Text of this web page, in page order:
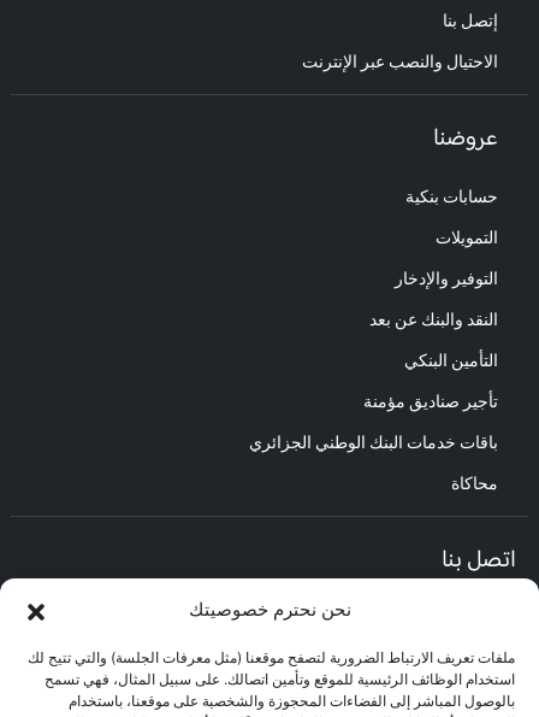
نحن نحترم خصوصيتك
ملفات تعريف الارتباط الضرورية لتصفح موقعنا (مثل معرفات الجلسة) والتي تتيح لك
استخدام الوظائف الرئيسية للموقع وتأمين اتصالك. على سبيل المثال، فهي تسمح
بالوصول المباشر إلى الفضاءات المحجوزة والشخصية على موقعنا، باستخدام
إتصل بنا
الاحتيال والنصب عبر الإنترنت
عروضنا
حسابات بنكية
التمويلات
التوفير والإدخار
النقد والبنك عن بعد
التأمين البنكي
تأجير صناديق مؤمنة
باقات خدمات البنك الوطني الجزائري
محاكاة
اتصل بنا
مركز العلاقات مع الزبائن :
البريد الإلكتروني : CEC@bna.dz